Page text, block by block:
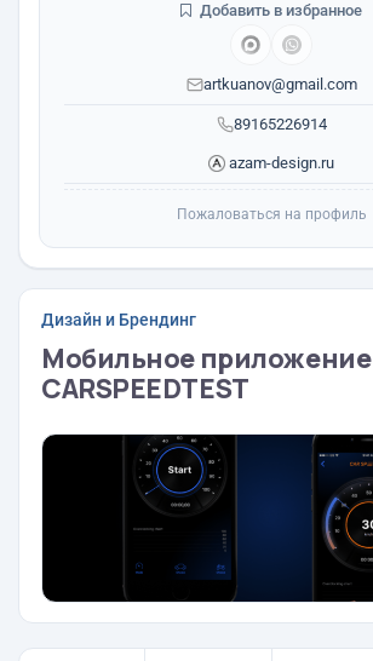
89165226914
artkuanov@gmail.com
azam-design.ru
Добавить в избранное
Пожаловаться на профиль
Дизайн и Брендинг
Мобильное приложение
CARSPEEDTEST